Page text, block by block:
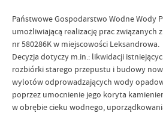
Państwowe Gospodarstwo Wodne Wody
umożliwiającą realizację prac związanych
nr 580286K w miejscowości Leksandrowa.
Decyzja dotyczy m.in.: likwidacji
rozbiórki starego przepustu i budowy
wylotów odprowadzających wody
poprzez umocnienie jego koryta
w obrębie cieku wodnego,